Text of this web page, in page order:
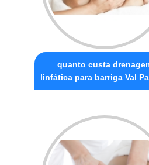
quanto custa
linfática para barriga Val